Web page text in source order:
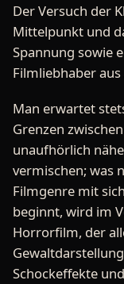
Der Versuch der
Mittelpunkt und
Spannung sowie
Filmliebhaber
Man erwartet
Grenzen
unaufhörlich
vermischen; was
Filmgenre mit
beginnt, wird im
Horrorfilm, der
Schockeffekte